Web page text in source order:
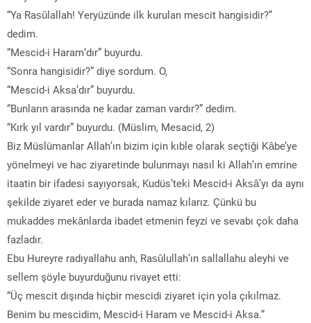
“Ya Rasûlallah! Yeryüzünde ilk kurulan mescit hangisidir?”
dedim.
“Mescid-i Haram’dır” buyurdu.
“Sonra hangisidir?” diye sordum. O,
“Mescid-i Aksa’dır” buyurdu.
“Bunların arasında ne kadar zaman vardır?” dedim.
“Kırk yıl vardır” buyurdu. (Müslim, Mesacid, 2)
Biz Müslümanlar Allah’ın bizim için kıble olarak seçtiği Kâbe’ye
yönelmeyi ve hac ziyaretinde bulunmayı nasıl ki Allah’ın emrine
itaatin bir ifadesi sayıyorsak, Kudüs’teki Mescid-i Aksâ’yı da aynı
şekilde ziyaret eder ve burada namaz kılarız. Çünkü bu
mukaddes mekânlarda ibadet etmenin feyzi ve sevabı çok daha
fazladır.
Ebu Hureyre radıyallahu anh, Rasûlullah’ın sallallahu aleyhi ve
sellem şöyle buyurduğunu rivayet etti:
“Üç mescit dışında hiçbir mescidi ziyaret için yola çıkılmaz.
Benim bu mescidim, Mescid-i Haram ve Mescid-i Aksa.”